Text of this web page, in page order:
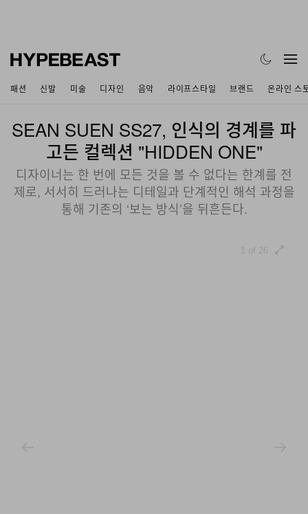
패션 신발 미술 디자인 음악 라이프스타일 브랜드 온라인 스
SEAN SUEN SS27, 인식의 경계를 파
고든 컬렉션 "HIDDEN ONE"
디자이너는 한 번에 모든 것을 볼 수 없다는 한계를 전
제로, 서서히 드러나는 디테일과 단계적인 해석 과정을
통해 기존의 ‘보는 방식’을 뒤흔든다.